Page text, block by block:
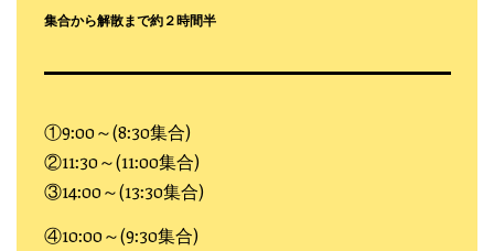
集合から解散まで約２時間半
①9:00～(8:30集合)
②11:30～(11:00集合)
③14:00～(13:30集合)
④10:00～(9:30集合)